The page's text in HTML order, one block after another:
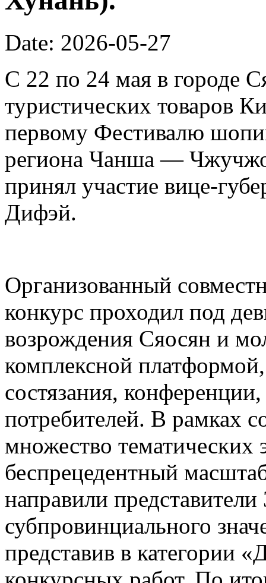
Date: 2026-05-27
С 22 по 24 мая в городе
туристических товаров
первому Фестивалю
региона Чанша —
принял участие вице-
Дифэй.
Организованный
конкурс проходил под
возрождения Сяосян и
комплексной
состязания,
потребителей. В рамках
множество тематических
беспрецедентный
направили
субпровинциального
представив в категории